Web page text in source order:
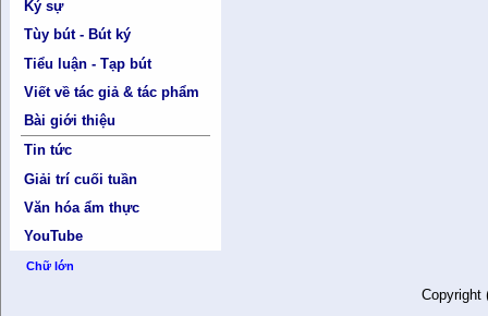
Ký sự
Tùy bút - Bút ký
Tiểu luận - Tạp bút
Viết về tác giả & tác phẩm
Bài giới thiệu
Tin tức
Giải trí cuối tuần
Văn hóa ẩm thực
YouTube
Chữ lớn
Copyright